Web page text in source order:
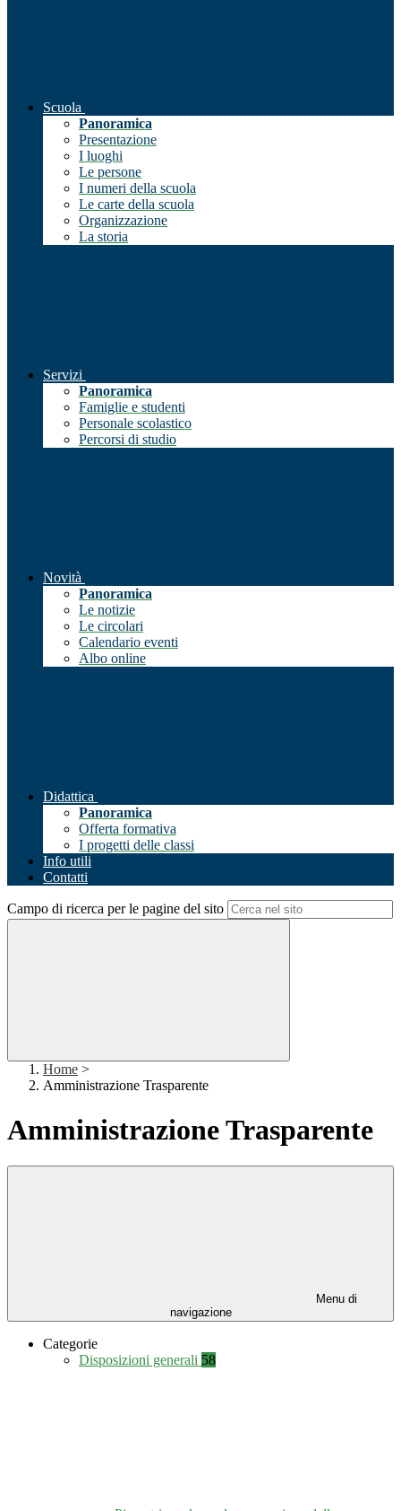
Scuola
Panoramica
Presentazione
I luoghi
Le persone
I numeri della scuola
Le carte della scuola
Organizzazione
La storia
Servizi
Panoramica
Famiglie e studenti
Personale scolastico
Percorsi di studio
Novità
Panoramica
Le notizie
Le circolari
Calendario eventi
Albo online
Didattica
Panoramica
Offerta formativa
I progetti delle classi
Info utili
Contatti
Campo di ricerca per le pagine del sito
Home >
Amministrazione Trasparente
Amministrazione Trasparente
Menu di
navigazione
Categorie
Disposizioni generali 58